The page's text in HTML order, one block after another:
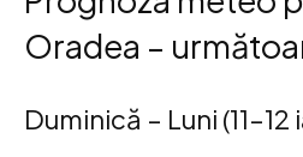
Oradea –
Duminică – Luni (11–12